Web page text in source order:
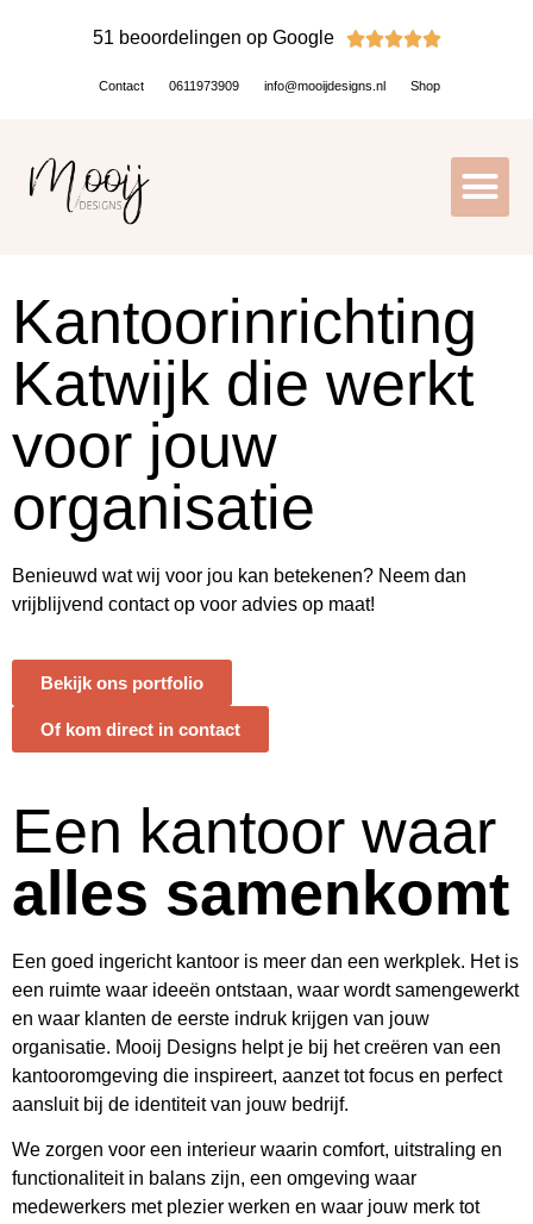
51 beoordelingen op Google 
Contact 0611973909 info@mooijdesigns.nl Shop
Kantoorinrichting
Katwijk die werkt
voor jouw
organisatie
Benieuwd wat wij voor jou kan betekenen? Neem dan
vrijblijvend contact op voor advies op maat!
Bekijk ons portfolio
Of kom direct in contact
Een kantoor waar
alles samenkomt
Een goed ingericht kantoor is meer dan een werkplek. Het is
een ruimte waar ideeën ontstaan, waar wordt samengewerkt
en waar klanten de eerste indruk krijgen van jouw
organisatie. Mooij Designs helpt je bij het creëren van een
kantooromgeving die inspireert, aanzet tot focus en perfect
aansluit bij de identiteit van jouw bedrijf.
We zorgen voor een interieur waarin comfort, uitstraling en
functionaliteit in balans zijn, een omgeving waar
medewerkers met plezier werken en waar jouw merk tot